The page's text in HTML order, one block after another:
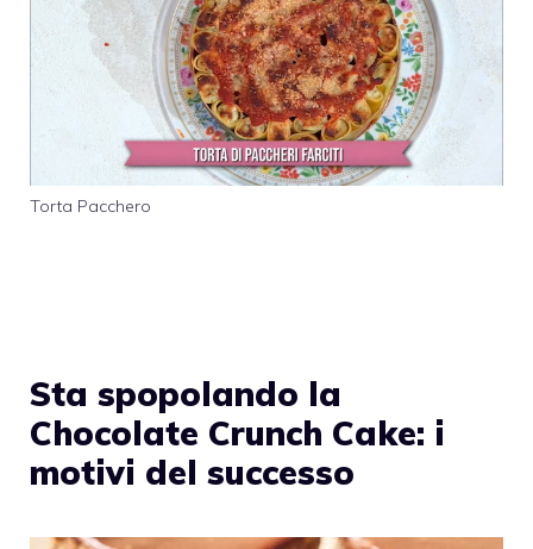
Torta Pacchero
Sta spopolando la
Chocolate Crunch Cake: i
motivi del successo